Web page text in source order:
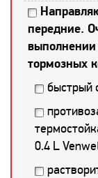
передние.
тормозных
быстрый
0.4 L